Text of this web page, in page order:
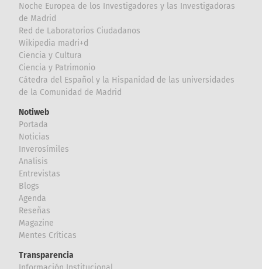
Noche Europea de los Investigadores y las Investigadoras
de Madrid
Red de Laboratorios Ciudadanos
Wikipedia madri+d
Ciencia y Cultura
Ciencia y Patrimonio
Cátedra del Español y la Hispanidad de las universidades
de la Comunidad de Madrid
Notiweb
Portada
Noticias
Inverosímiles
Analisis
Entrevistas
Blogs
Agenda
Reseñas
Magazine
Mentes Críticas
Transparencia